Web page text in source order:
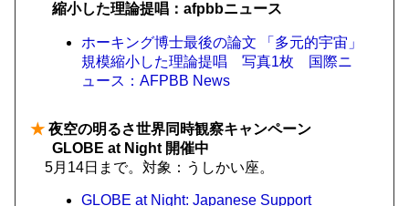
縮小した理論提唱：afpbbニュース
ホーキング博士最後の論文 「多元的宇宙」
規模縮小した理論提唱 写真1枚 国際ニ
ュース：AFPBB News
★ 夜空の明るさ世界同時観察キャンペーン
GLOBE at Night 開催中
5月14日まで。対象：うしかい座。
GLOBE at Night: Japanese Support